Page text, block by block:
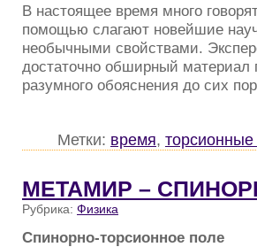
В настоящее время много
помощью слагают новейшие
необычными свойствами.
достаточно обширный
разумного обояснения до сих пор
Метки: время,
МЕТАМИР –
Рубрика: Физика
Спинорно-торсионное поле